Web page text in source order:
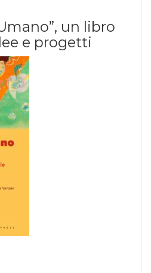
un libro
e progetti